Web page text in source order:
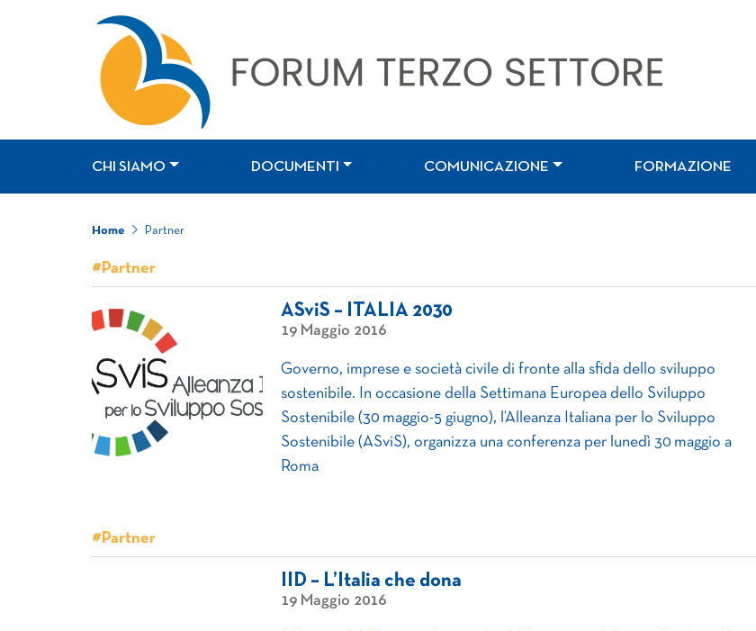
CHI SIAMO DOCUMENTI COMUNICAZIONE FORMAZIONE
Home Partner
#Partner
ASviS – ITALIA 2030
19 Maggio 2016
Governo, imprese e società civile di fronte alla sfida dello sviluppo
sostenibile. In occasione della Settimana Europea dello Sviluppo
Sostenibile (30 maggio-5 giugno), l’Alleanza Italiana per lo Sviluppo
Sostenibile (ASviS), organizza una conferenza per lunedì 30 maggio a
Roma
#Partner
IID – L’Italia che dona
19 Maggio 2016